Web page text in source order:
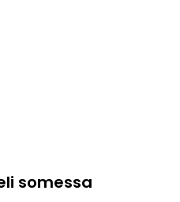
somessa